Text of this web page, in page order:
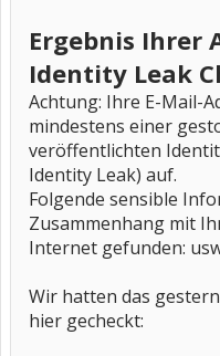
Ergebnis Ihrer
Identity Leak
Achtung: Ihre E-Mail-
mindestens einer
veröffentlichten
Identity Leak) auf.
Folgende sensible
Zusammenhang mit
Internet gefunden:
Wir hatten das
hier gecheckt: